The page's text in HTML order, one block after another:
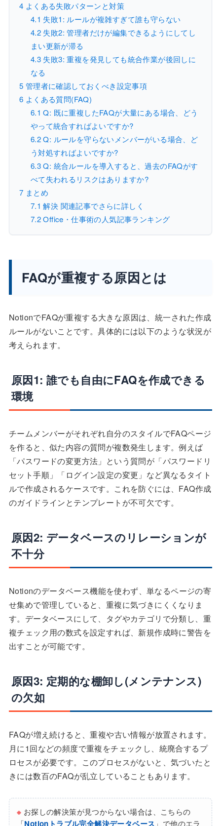
4 よくある失敗パターンと対策
4.1 失敗1: ルールが複雑すぎて誰も守らない
4.2失敗2: 管理者だけが編集できるようにしてし
まい更新が滞る
4.3失敗3: 重複を発見しても統合作業が後回しに
なる
5 管理者に確認しておくべき設定事項
6 よくある質問(FAQ)
6.1 Q: 既に重複したFAQが大量にある場合、どう
やって統合すればよいですか?
6.2Q: ルールを守らないメンバーがいる場合、ど
う対処すればよいですか?
6.3Q: 統合ルールを導入すると、過去のFAQがす
べて失われるリスクはありますか?
7 まとめ
7.1 解決 関連記事でさらに詳しく
7.2Office・仕事術の人気記事ランキング
FAQが重複する原因とは
NotionでFAQが重複する大きな原因は、統一された作成
ルールがないことです。具体的には以下のような状況が
考えられます。
原因1: 誰でも自由にFAQを作成できる
環境
チームメンバーがそれぞれ自分のスタイルでFAQページ
を作ると、似た内容の質問が複数発生します。例えば
「パスワードの変更方法」という質問が「パスワードリ
セット手順」「ログイン設定の変更」など異なるタイト
ルで作成されるケースです。これを防ぐには、FAQ作成
のガイドラインとテンプレートが不可欠です。
原因2: データベースのリレーションが
不十分
Notionのデータベース機能を使わず、単なるページの寄
せ集めで管理していると、重複に気づきにくくなりま
す。データベースにして、タグやカテゴリで分類し、重
複チェック用の数式を設定すれば、新規作成時に警告を
出すことが可能です。
原因3: 定期的な棚卸し(メンテナンス)
の欠如
FAQが増え続けると、重複や古い情報が放置されます。
月に1回などの頻度で重複をチェックし、統廃合するプ
ロセスが必要です。このプロセスがないと、気づいたと
きには数百のFAQが乱立していることもあります。
※ お探しの解決策が見つからない場合は、こちらの
「Notionトラブル完全解決データベース 」で他のエラ